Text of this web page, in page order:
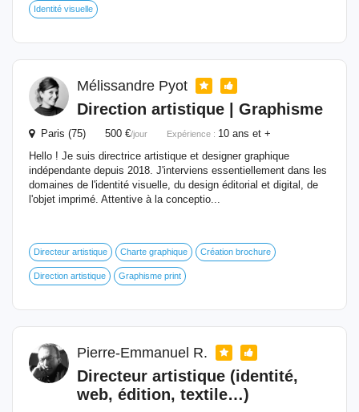
Identité visuelle
Mélissandre Pyot
Direction artistique | Graphisme
Paris (75) 500 €/jour Expérience : 10 ans et +
Hello ! Je suis directrice artistique et designer graphique
indépendante depuis 2018. J'interviens essentiellement dans les
domaines de l'identité visuelle, du design éditorial et digital, de
l'objet imprimé. Attentive à la conceptio...
Directeur artistique Charte graphique Création brochure
Direction artistique Graphisme print
Pierre-Emmanuel R.
Directeur artistique (identité,
web, édition, textile…)